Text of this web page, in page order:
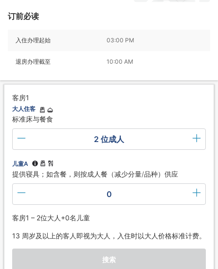
订前必读
入住办理起始 03:00 PM
退房办理截至 10:00 AM
客房1
大人住客
标准床与餐食
2 位成人
儿童A
提供寝具；如含餐，则按成人餐（减少分量/品种）供应
0
客房1 – 2位大人+0名儿童
13 周岁及以上的客人即视为大人，入住时以大人价格标准计费。
搜索